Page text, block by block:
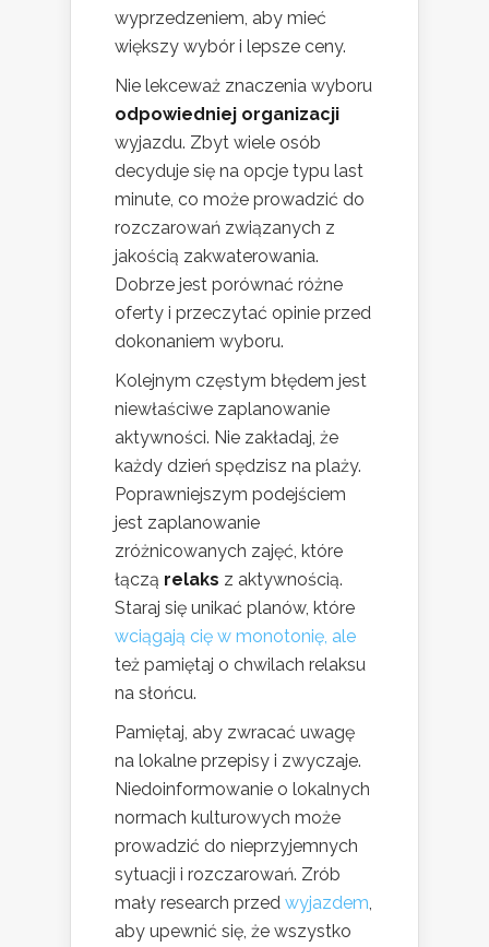
wyprzedzeniem, aby mieć
większy wybór i lepsze ceny.
Nie lekceważ znaczenia wyboru
odpowiedniej organizacji
wyjazdu. Zbyt wiele osób
decyduje się na opcje typu last
minute, co może prowadzić do
rozczarowań związanych z
jakością zakwaterowania.
Dobrze jest porównać różne
oferty i przeczytać opinie przed
dokonaniem wyboru.
Kolejnym częstym błędem jest
niewłaściwe zaplanowanie
aktywności. Nie zakładaj, że
każdy dzień spędzisz na plaży.
Poprawniejszym podejściem
jest zaplanowanie
zróżnicowanych zajęć, które
łączą relaks z aktywnością.
Staraj się unikać planów, które
wciągają cię w monotonię, ale
też pamiętaj o chwilach relaksu
na słońcu.
Pamiętaj, aby zwracać uwagę
na lokalne przepisy i zwyczaje.
Niedoinformowanie o lokalnych
normach kulturowych może
prowadzić do nieprzyjemnych
sytuacji i rozczarowań. Zrób
mały research przed wyjazdem
aby upewnić się, że wszystko